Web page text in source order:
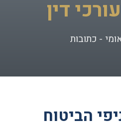
דין
- כתובות
הביטוח